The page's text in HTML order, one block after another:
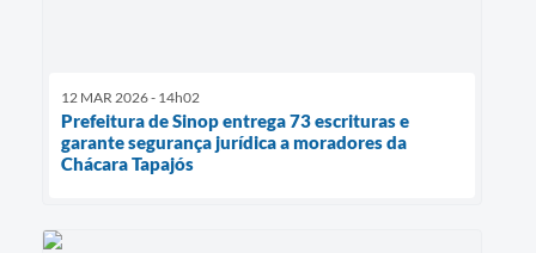
12 MAR 2026 - 14h02
Prefeitura de Sinop entrega 73 escrituras e
garante segurança jurídica a moradores da
Chácara Tapajós